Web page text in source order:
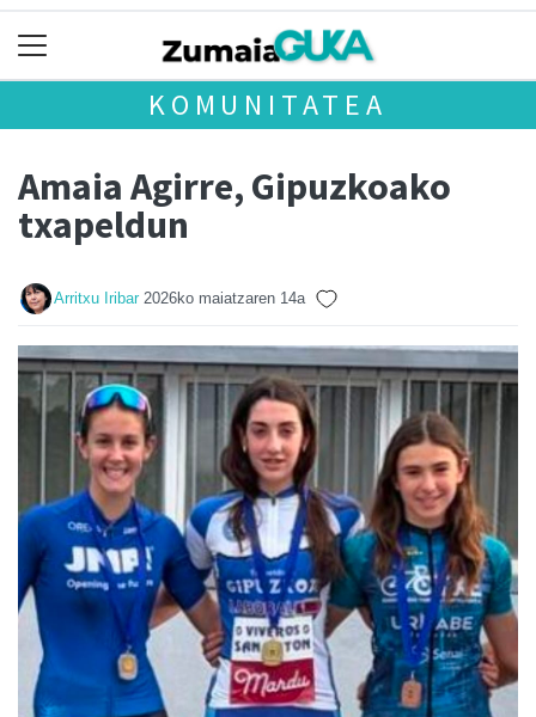
KOMUNITATEA
Amaia Agirre, Gipuzkoako
txapeldun
Arritxu Iribar 2026ko maiatzaren 14a